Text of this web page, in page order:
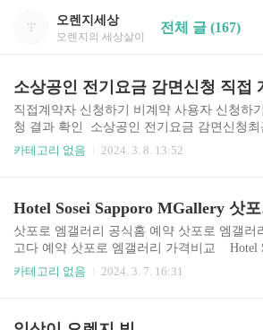
오렌지세상
오렌지의 세상살이
전체 글 (167)
직접계약자 신청하기 비계약 사용자 신청하
청 결과 확인 소상공인 전기요금 감면신청최
기요금 인상에 따라 경영이 어려운 영세 소상
요금을 부담하는 개인, 법인 사업자- 개업일이
3.12.31 이전이며 공고일 2024.02.15 조회 기
폐업상태가 아닌 사업자- 일반용, 산업용, 농
교육용 혹은 주택용(비주거용)의 전기요금을
하고 있는 사업자- 매출규모는 ’22년 또는 ’23
카테고리 없음 2024. 3. 8. 13:52
삿포로 엠갤러리 공식홈 예약 삿포로 엠갤러
고다 예약 삿포로 엠갤러리 가격비교 Hotel
Sapporo MGallery 호텔 소세이 삿포로 엠갤러
카테고리 없음 2024. 3. 7. 16:31